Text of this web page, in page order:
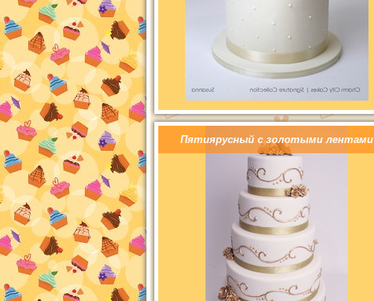
Пятиярусный с золотыми лентами